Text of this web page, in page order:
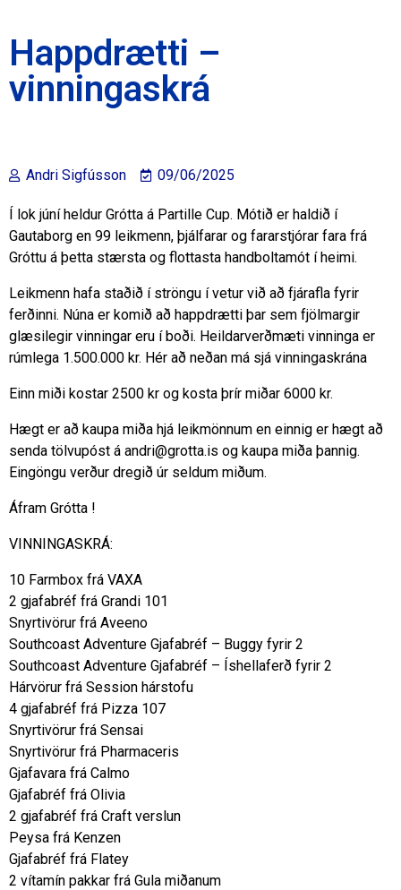
Happdrætti –
vinningaskrá
Andri Sigfússon 09/06/2025
Í lok júní heldur Grótta á Partille Cup. Mótið er haldið í
Gautaborg en 99 leikmenn, þjálfarar og fararstjórar fara frá
Gróttu á þetta stærsta og flottasta handboltamót í heimi.
Leikmenn hafa staðið í ströngu í vetur við að fjárafla fyrir
ferðinni. Núna er komið að happdrætti þar sem fjölmargir
glæsilegir vinningar eru í boði. Heildarverðmæti vinninga er
rúmlega 1.500.000 kr. Hér að neðan má sjá vinningaskrána
Einn miði kostar 2500 kr og kosta þrír miðar 6000 kr.
Hægt er að kaupa miða hjá leikmönnum en einnig er hægt að
senda tölvupóst á andri@grotta.is og kaupa miða þannig.
Eingöngu verður dregið úr seldum miðum.
Áfram Grótta !
VINNINGASKRÁ:
10 Farmbox frá VAXA
2 gjafabréf frá Grandi 101
Snyrtivörur frá Aveeno
Southcoast Adventure Gjafabréf – Buggy fyrir 2
Southcoast Adventure Gjafabréf – Íshellaferð fyrir 2
Hárvörur frá Session hárstofu
4 gjafabréf frá Pizza 107
Snyrtivörur frá Sensai
Snyrtivörur frá Pharmaceris
Gjafavara frá Calmo
Gjafabréf frá Olivia
2 gjafabréf frá Craft verslun
Peysa frá Kenzen
Gjafabréf frá Flatey
2 vítamín pakkar frá Gula miðanum